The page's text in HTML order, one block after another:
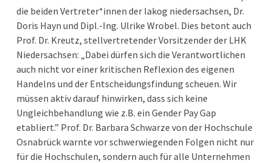
die beiden Vertreter*innen der lakog niedersachsen, Dr.
Doris Hayn und Dipl.-Ing. Ulrike Wrobel. Dies betont auch
Prof. Dr. Kreutz, stellvertretender Vorsitzender der LHK
Niedersachsen: „Dabei dürfen sich die Verantwortlichen
auch nicht vor einer kritischen Reflexion des eigenen
Handelns und der Entscheidungsfindung scheuen. Wir
müssen aktiv darauf hinwirken, dass sich keine
Ungleichbehandlung wie z.B. ein Gender Pay Gap
etabliert.” Prof. Dr. Barbara Schwarze von der Hochschule
Osnabrück warnte vor schwerwiegenden Folgen nicht nur
für die Hochschulen, sondern auch für alle Unternehmen